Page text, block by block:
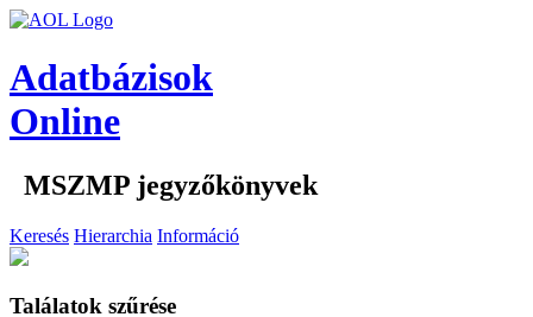
Adatbázisok
Online
MSZMP jegyzőkönyvek
Keresés Hierarchia Információ
Találatok szűrése